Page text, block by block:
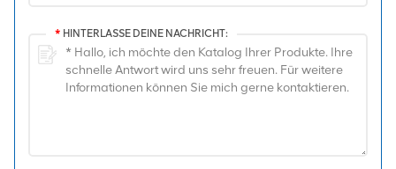
* HINTERLASSE DEINE NACHRICHT: